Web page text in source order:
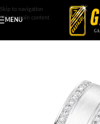
Skip to navigation
Skip to main content
MENU